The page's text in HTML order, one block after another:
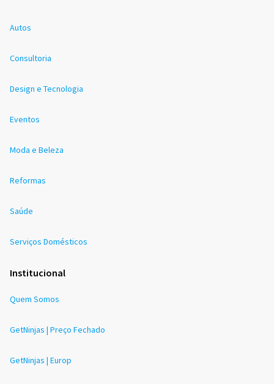
Autos
Consultoria
Design e Tecnologia
Eventos
Moda e Beleza
Reformas
Saúde
Serviços Domésticos
Institucional
Quem Somos
GetNinjas | Preço Fechado
GetNinjas | Europ